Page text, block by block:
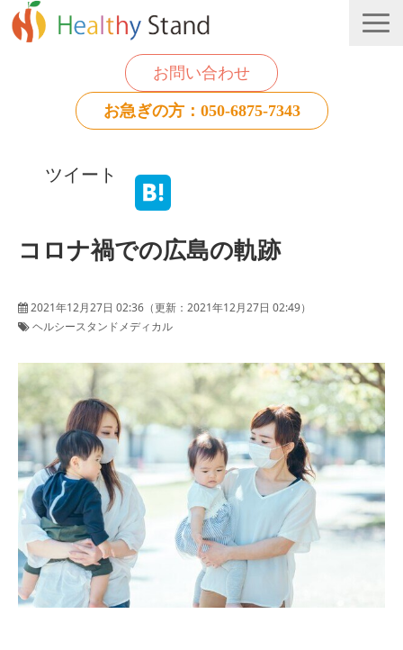
お問い合わせ
お急ぎの方：050-6875-7343
個人のお客様
ツイート
コロナ禍での広島の軌跡
2021年12月27日 02:36 （更新： 2021年12月27日 02:49）
ヘルシースタンドメディカル